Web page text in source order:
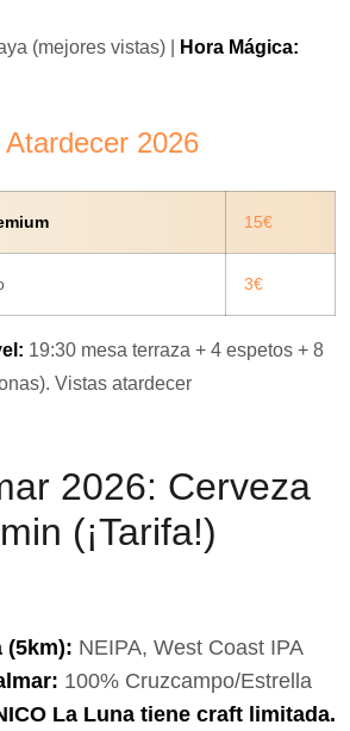
(mejores vistas) |
Hora Mágica:
2026
15€
3€
19:30 mesa terraza + 4 espetos + 8
Vistas atardecer
2026: Cerveza
(¡Tarifa!)
(5km): NEIPA, West Coast IPA
100% Cruzcampo/Estrella
La Luna tiene craft limitada.